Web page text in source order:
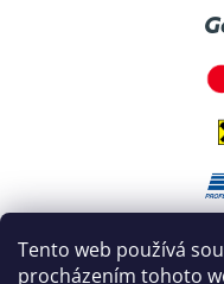
Tento web používá
procházením tohoto